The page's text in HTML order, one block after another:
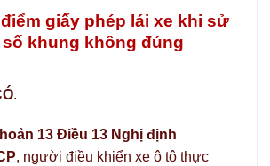
giấy phép lái xe khi sử
khung không đúng
.
13 Điều 13 Nghị định
, người điều khiển xe ô tô thực